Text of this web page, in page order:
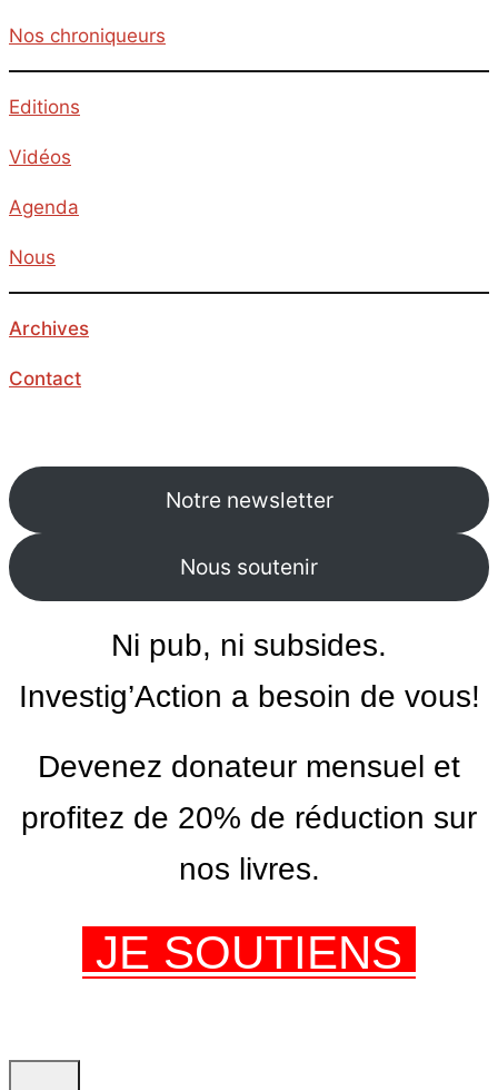
Nos chroniqueurs
Editions
Vidéos
Agenda
Nous
Archives
Contact
Notre newsletter
Nous soutenir
Ni pub, ni subsides.
Investig’Action a besoin de vous!
Devenez donateur mensuel et
profitez de 20% de réduction sur
nos livres.
JE SOUTIENS